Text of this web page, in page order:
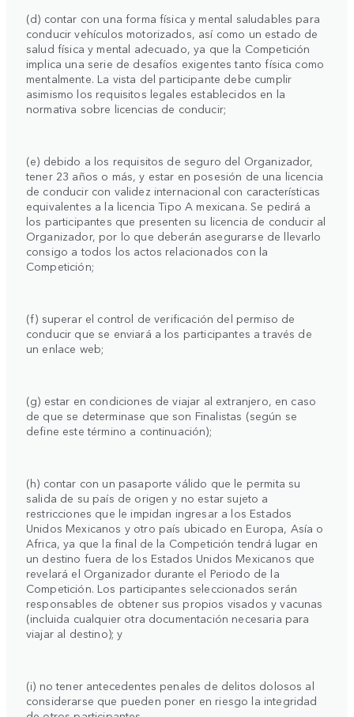
(d) contar con una forma física y mental saludables para
conducir vehículos motorizados, así como un estado de
salud física y mental adecuado, ya que la Competición
implica una serie de desafíos exigentes tanto física como
mentalmente. La vista del participante debe cumplir
asimismo los requisitos legales establecidos en la
normativa sobre licencias de conducir;
(e) debido a los requisitos de seguro del Organizador,
tener 23 años o más, y estar en posesión de una licencia
de conducir con validez internacional con características
equivalentes a la licencia Tipo A mexicana. Se pedirá a
los participantes que presenten su licencia de conducir al
Organizador, por lo que deberán asegurarse de llevarlo
consigo a todos los actos relacionados con la
Competición;
(f) superar el control de verificación del permiso de
conducir que se enviará a los participantes a través de
un enlace web;
(g) estar en condiciones de viajar al extranjero, en caso
de que se determinase que son Finalistas (según se
define este término a continuación);
(h) contar con un pasaporte válido que le permita su
salida de su país de origen y no estar sujeto a
restricciones que le impidan ingresar a los Estados
Unidos Mexicanos y otro país ubicado en Europa, Asía o
Africa, ya que la final de la Competición tendrá lugar en
un destino fuera de los Estados Unidos Mexicanos que
revelará el Organizador durante el Periodo de la
Competición. Los participantes seleccionados serán
responsables de obtener sus propios visados y vacunas
(incluida cualquier otra documentación necesaria para
viajar al destino); y
(i) no tener antecedentes penales de delitos dolosos al
considerarse que pueden poner en riesgo la integridad